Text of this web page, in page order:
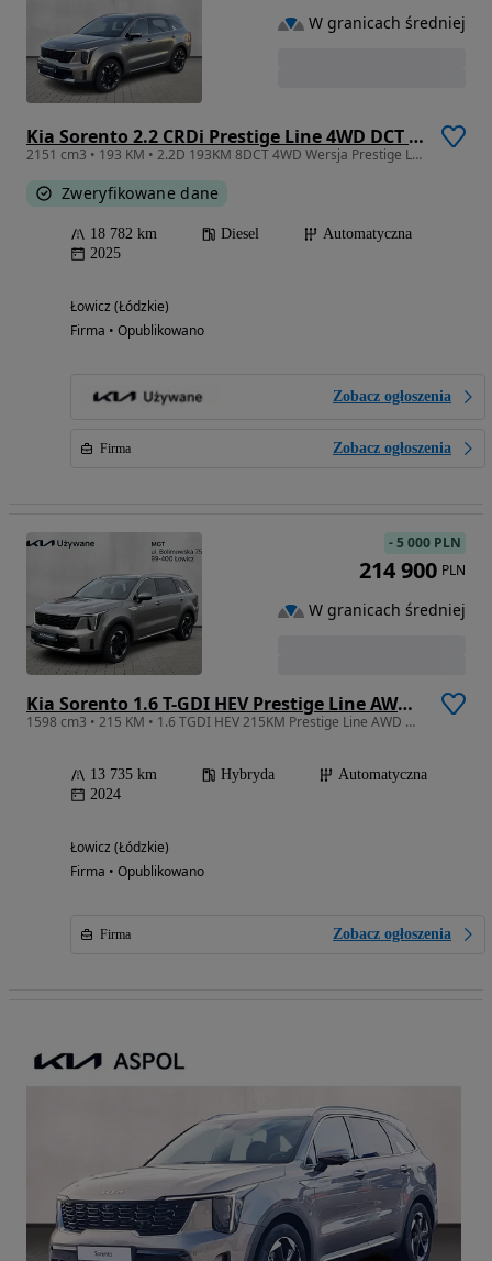
Kia Sorento 2.2 CRDi Prestige Line 4WD DCT 7os
2151 cm3 • 193 KM • 2.2D 193KM 8DCT 4WD Wersja Prestige Line Kamery360 BOSE Demo FV23%
Zweryfikowane dane
18 782 km Diesel
Automatyczna
2025
Łowicz (Łódzkie)
Firma • Opublikowano
Zobacz ogłoszenia
Firma Zobacz ogłoszenia
W granicach średniej
Kia Sorento 1.6 T-GDI HEV Prestige Line AWD 7os
1598 cm3 • 215 KM • 1.6 TGDI HEV 215KM Prestige Line AWD DEMO Kamery 360 Audio BOSE FV23%
13 735 km Hybryda
Automatyczna
2024
Łowicz (Łódzkie)
Firma • Opublikowano
Firma Zobacz ogłoszenia
-5 000 PLN
214 900 PLN
W granicach średniej